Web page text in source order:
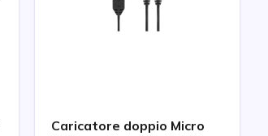
Caricatore doppio Micro